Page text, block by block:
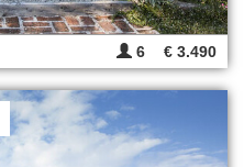
6 € 3.490